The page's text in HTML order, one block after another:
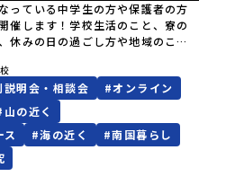
っている中学生の方や保護者の方
催します！学校生活のこと、寮の
休みの日の過ごし方や地域のこと
この機会に南大隅高校生とおしゃ
は当初8月9日（日）11:00に予定
響により9月6日（日）14:00に変
説明会・相談会 #オンライン
山の近く
ス #海の近く #南国暮らし